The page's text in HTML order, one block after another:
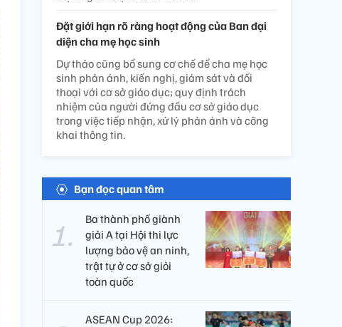
Đặt giới hạn rõ ràng hoạt động của Ban đại
diện cha mẹ học sinh
Dự thảo cũng bổ sung cơ chế để cha mẹ học
sinh phản ánh, kiến nghị, giám sát và đối
thoại với cơ sở giáo dục; quy định trách
nhiệm của người đứng đầu cơ sở giáo dục
trong việc tiếp nhận, xử lý phản ánh và công
khai thông tin.
Bạn đọc quan tâm
Ba thành phố giành
giải A tại Hội thi lực
lượng bảo vệ an ninh,
trật tự ở cơ sở giỏi
toàn quốc
ASEAN Cup 2026: